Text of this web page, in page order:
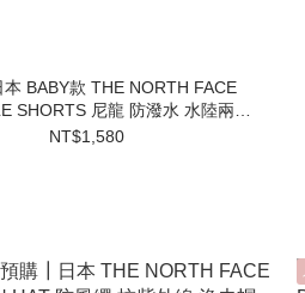
BABY款 THE NORTH FACE
SHORTS 尼龍 防潑水 水陸兩用
短褲
NT$1,580